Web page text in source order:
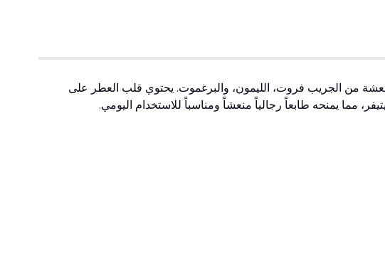
(
0
)
بافتتاحية منعشة من الجريب فروت، الليمون، والبرغموت. يحتوي قلب العطر على
مما يمنحه طابعاً رجالياً منعشاً ومناسباً للاستخدام اليومي.